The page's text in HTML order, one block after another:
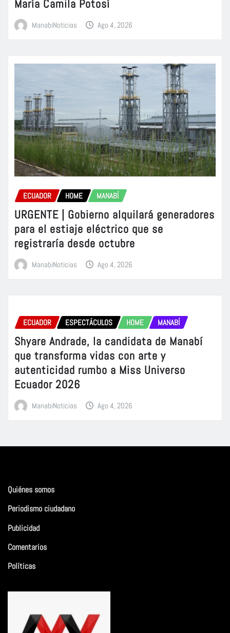
María Camila Potosí
ManabiNoticias Ago 4, 2026
ECUADOR HOME MANABÍ
URGENTE | Gobierno alquilará generadores
para el estiaje eléctrico que se
registraría desde octubre
ManabiNoticias Ago 4, 2026
ECUADOR ESPECTÁCULOS HOME MANABÍ
Shyare Andrade, la candidata de Manabí
que transforma vidas con arte y
autenticidad rumbo a Miss Universo
Ecuador 2026
ManabiNoticias Ago 4, 2026
Quiénes somos
Periodismo ciudadano
Publicidad
Comentarios
Políticas